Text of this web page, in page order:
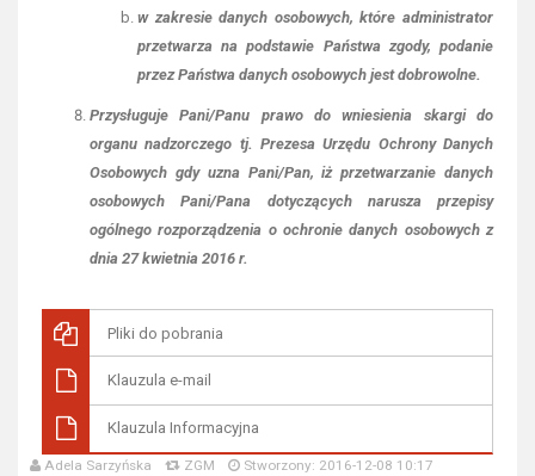
w zakresie danych osobowych, które administrator
przetwarza na podstawie Państwa zgody, podanie
przez Państwa danych osobowych jest dobrowolne.
Przysługuje Pani/Panu prawo do wniesienia skargi do
organu nadzorczego tj. Prezesa Urzędu Ochrony Danych
Osobowych gdy uzna Pani/Pan, iż przetwarzanie danych
osobowych Pani/Pana dotyczących narusza przepisy
ogólnego rozporządzenia o ochronie danych osobowych z
dnia 27 kwietnia 2016 r.
Pliki do pobrania
Klauzula e-mail
Klauzula Informacyjna
Adela Sarzyńska ZGM
Stworzony: 2016-12-08 10:17